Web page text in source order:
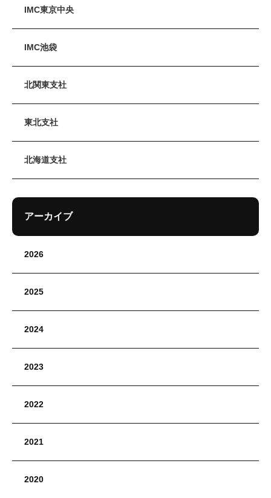
IMC東京中央
IMC池袋
北関東支社
東北支社
北海道支社
アーカイブ
2026
2025
2024
2023
2022
2021
2020